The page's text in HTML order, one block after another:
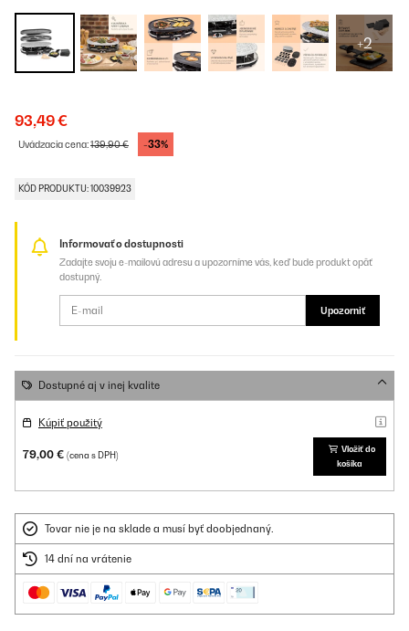
+2
93,49 €
Uvádzacia cena:139,90 € -33%
KÓD PRODUKTU: 10039923
Informovať o dostupnosti
Zadajte svoju e-mailovú adresu a upozorníme vás, keď bude produkt opäť
dostupný.
Upozorniť
Dostupné aj v inej kvalite
Kúpiť použitý
79,00 € (cena s DPH)
Vložiť do
košíka
Tovar nie je na sklade a musí byť doobjednaný.
14 dní na vrátenie